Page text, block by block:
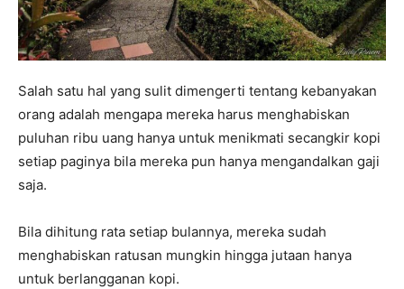
Salah satu hal yang sulit dimengerti tentang kebanyakan
orang adalah mengapa mereka harus menghabiskan
puluhan ribu uang hanya untuk menikmati secangkir kopi
setiap paginya bila mereka pun hanya mengandalkan gaji
saja.
Bila dihitung rata setiap bulannya, mereka sudah
menghabiskan ratusan mungkin hingga jutaan hanya
untuk berlangganan kopi.